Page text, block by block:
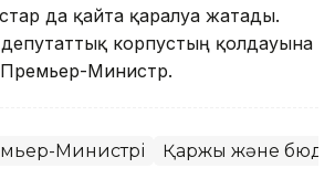
да қайта қаралуға жатады.
депутаттық корпустың қолдауына
Премьер-Министр.
Министрі Қаржы және